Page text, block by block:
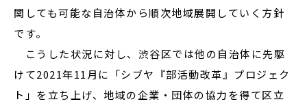
関しても可能な自治体から順次地域展開していく方針
です。
こうした状況に対し、渋谷区では他の自治体に先駆
けて2021年11月に「シブヤ『部活動改革』プロジェク
ト」を立ち上げ、地域の企業・団体の協力を得て区立